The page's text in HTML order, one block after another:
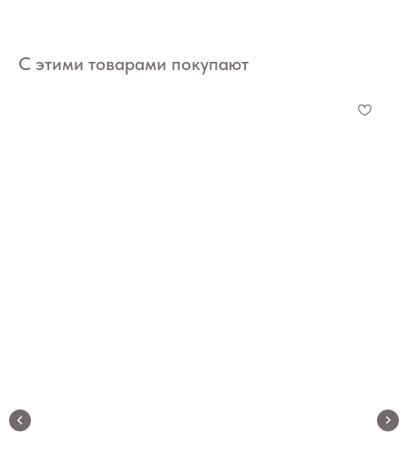
С этими товарами покупают